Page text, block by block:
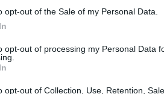
opt-out of the Sale of my Personal Data.
opt-out of processing my Personal Data
opt-out of Collection, Use, Retention,